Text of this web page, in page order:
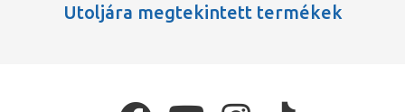
Utoljára megtekintett termékek